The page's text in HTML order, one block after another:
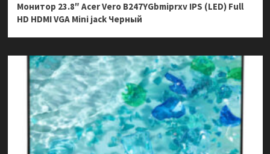
Монитор 23.8″ Acer Vero B247YGbmiprxv IPS (LED) Full
HD HDMI VGA Mini jack Черный